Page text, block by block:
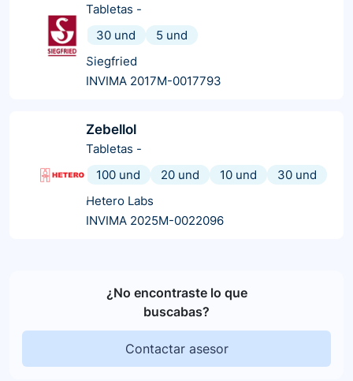
Tabletas -
30 und
5 und
Siegfried
INVIMA 2017M-0017793
Zebellol
Tabletas -
100 und
20 und 10 und
30 und
Hetero Labs
INVIMA 2025M-0022096
¿No encontraste lo que
buscabas?
Contactar asesor